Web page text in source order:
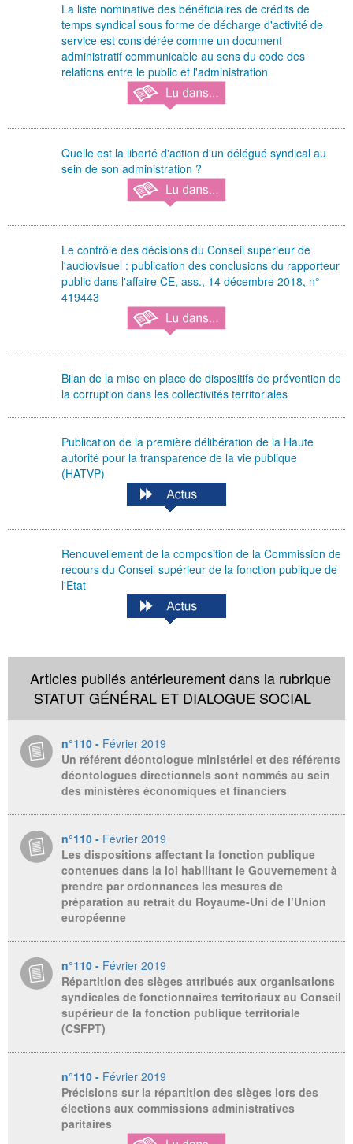
La liste nominative des bénéficiaires de crédits de
temps syndical sous forme de décharge d'activité de
service est considérée comme un document
administratif communicable au sens du code des
relations entre le public et l'administration
Quelle est la liberté d'action d'un délégué syndical au
sein de son administration ?
Le contrôle des décisions du Conseil supérieur de
l'audiovisuel : publication des conclusions du rapporteur
public dans l'affaire CE, ass., 14 décembre 2018, n°
419443
Bilan de la mise en place de dispositifs de prévention de
la corruption dans les collectivités territoriales
Publication de la première délibération de la Haute
autorité pour la transparence de la vie publique
(HATVP)
Renouvellement de la composition de la Commission de
recours du Conseil supérieur de la fonction publique de
l'Etat
Articles publiés antérieurement dans la rubrique
STATUT GÉNÉRAL ET DIALOGUE SOCIAL
n°110 - Février 2019
Un référent déontologue ministériel et des référents
déontologues directionnels sont nommés au sein
des ministères économiques et financiers
n°110 - Février 2019
Les dispositions affectant la fonction publique
contenues dans la loi habilitant le Gouvernement à
prendre par ordonnances les mesures de
préparation au retrait du Royaume-Uni de l’Union
européenne
n°110 - Février 2019
Répartition des sièges attribués aux organisations
syndicales de fonctionnaires territoriaux au Conseil
supérieur de la fonction publique territoriale
(CSFPT)
n°110 - Février 2019
Précisions sur la répartition des sièges lors des
élections aux commissions administratives
paritaires